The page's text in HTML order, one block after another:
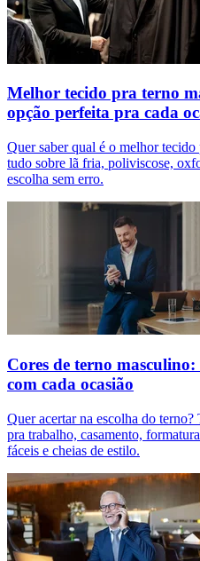
Melhor tecido pra terno
opção perfeita pra cada
Quer saber qual é o melhor
tudo sobre lã fria, poliviscose,
escolha sem erro.
Cores de terno
com cada ocasião
Quer acertar na escolha do
pra trabalho, casamento,
fáceis e cheias de estilo.